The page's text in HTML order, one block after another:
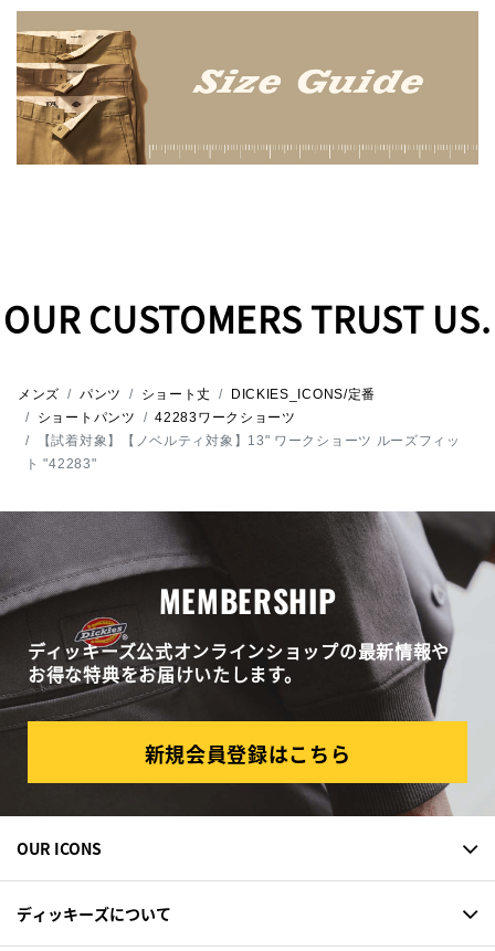
OUR CUSTOMERS TRUST US.
メンズ パンツ ショート丈
DICKIES_ICONS/定番
ショートパンツ
42283ワークショーツ
【試着対象】【ノベルティ対象】13" ワークショーツ ルーズフィッ
ト "42283"
MEMBERSHIP
ディッキーズ公式オンラインショップの最新情報や
お得な特典をお届けいたします。
新規会員登録はこちら
OUR ICONS
ディッキーズについて